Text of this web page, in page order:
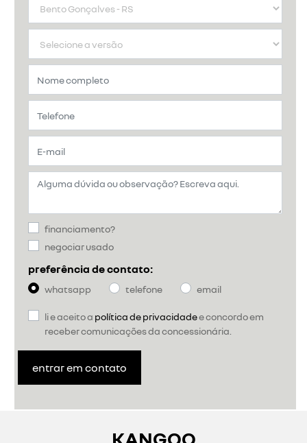
financiamento?
negociar usado
preferência de contato:
whatsapp telefone email
li e aceito a política de privacidadee concordo em
receber comunicações da concessionária.
entrar em contato